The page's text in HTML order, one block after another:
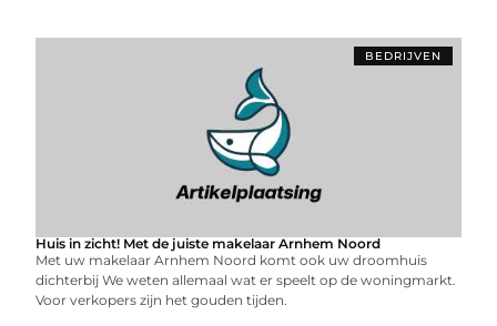
BEDRIJVEN
Huis in zicht! Met de juiste makelaar Arnhem Noord
Met uw makelaar Arnhem Noord komt ook uw droomhuis
dichterbij We weten allemaal wat er speelt op de woningmarkt.
Voor verkopers zijn het gouden tijden.